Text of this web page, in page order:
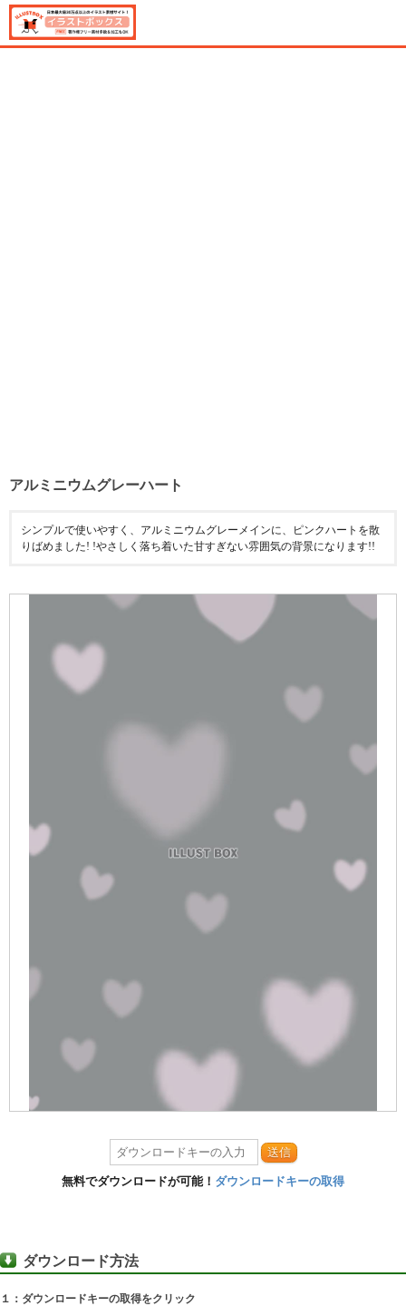
アルミニウムグレーハート
シンプルで使いやすく、アルミニウムグレーメインに、ピンクハートを散
りばめました! !やさしく落ち着いた甘すぎない雰囲気の背景になります!!
送信
無料でダウンロードが可能！ ダウンロードキーの取得
ダウンロード方法
１：ダウンロードキーの取得をクリック